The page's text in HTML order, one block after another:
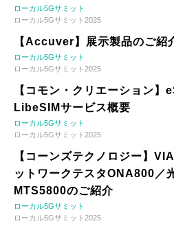
ローカル5Gサミット
ローカル5Gサミット2025
【Accuver】展示製品のご紹
ローカル5Gサミット
ローカル5Gサミット2025
【コモン・クリエーション】
LibeSIMサービス概要
ローカル5Gサミット
ローカル5Gサミット2025
【コーンズテクノロジー】
ットワークテスタONA800／
MTS5800のご紹介
ローカル5Gサミット
ローカル5Gサミット2025